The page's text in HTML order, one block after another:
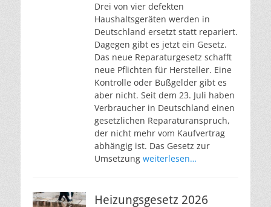
Drei von vier defekten
Haushaltsgeräten werden in
Deutschland ersetzt statt repariert.
Dagegen gibt es jetzt ein Gesetz.
Das neue Reparaturgesetz schafft
neue Pflichten für Hersteller. Eine
Kontrolle oder Bußgelder gibt es
aber nicht. Seit dem 23. Juli haben
Verbraucher in Deutschland einen
gesetzlichen Reparaturanspruch,
der nicht mehr vom Kaufvertrag
abhängig ist. Das Gesetz zur
Umsetzung weiterlesen…
Heizungsgesetz 2026